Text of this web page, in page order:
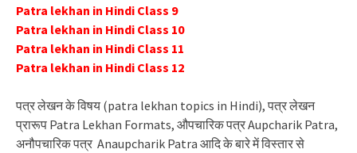
Patra lekhan in Hindi Class 9
Patra lekhan in Hindi Class 10
Patra lekhan in Hindi Class 11
Patra lekhan in Hindi Class 12
पत्र लेखन के विषय (patra lekhan topics in Hindi), पत्र लेखन
प्रारूप Patra Lekhan Formats, औपचारिक पत्र Aupcharik Patra,
अनौपचारिक पत्र Anaupcharik Patra आदि के बारे में विस्तार से